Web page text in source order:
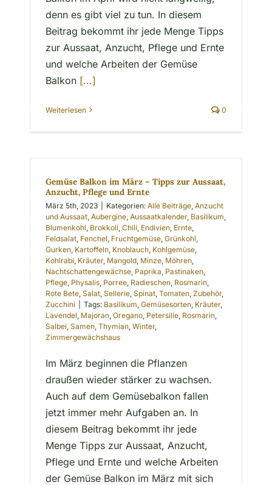
denn es gibt viel zu tun. In diesem
Beitrag bekommt ihr jede Menge Tipps
zur Aussaat, Anzucht, Pflege und Ernte
und welche Arbeiten der Gemüse
Balkon [...]
Weiterlesen 0
Gemüse Balkon im März – Tipps zur Aussaat,
Anzucht, Pflege und Ernte
März 5th, 2023 Kategorien:Alle Beiträge ,Anzucht
und Aussaat ,Aubergine ,Aussaatkalender, Basilikum
Blumenkohl Brokkoli ,Chili Endivien Ernte
Feldsalat Fenchel Fruchtgemüse ,Grünkohl
Gurken Kartoffeln Knoblauch Kohlgemüse
Kohlrabi Kräuter, Mangold Minze Möhren
Nachtschattengewächse Paprika Pastinaken
Pflege Physalis Porree Radieschen Rosmarin
Rote Bete ,Salat ,Sellerie ,Spinat ,Tomaten ,Zubehör,
Zucchini
Tags: Basilikum ,Gemüsesorten Kräuter,
Lavendel Majoran ,Oregano Petersilie Rosmarin
Salbei ,Samen ,Thymian ,Winter,
Zimmergewächshaus
Im März beginnen die Pflanzen
draußen wieder stärker zu wachsen.
Auch auf dem Gemüsebalkon fallen
jetzt immer mehr Aufgaben an. In
diesem Beitrag bekommt ihr jede
Menge Tipps zur Aussaat, Anzucht,
Pflege und Ernte und welche Arbeiten
der Gemüse Balkon im März mit sich